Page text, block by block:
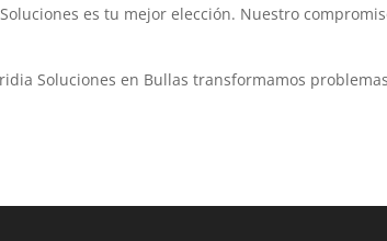
es tu mejor elección. Nuestro
Soluciones en Bullas transformamos